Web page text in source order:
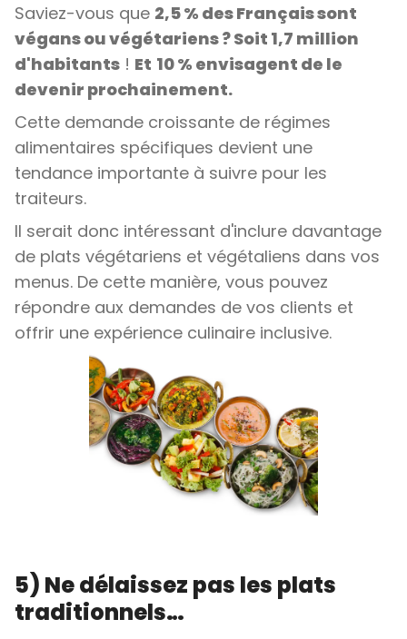
Saviez-vous que 2,5 % des Français sont
végans ou végétariens ? Soit 1,7 million
d'habitants ! Et 10 % envisagent de le
devenir prochainement.
Cette demande croissante de régimes
alimentaires spécifiques devient une
tendance importante à suivre pour les
traiteurs.
Il serait donc intéressant d'inclure davantage
de plats végétariens et végétaliens dans vos
menus. De cette manière, vous pouvez
répondre aux demandes de vos clients et
offrir une expérience culinaire inclusive.
5) Ne délaissez pas les plats
traditionnels…